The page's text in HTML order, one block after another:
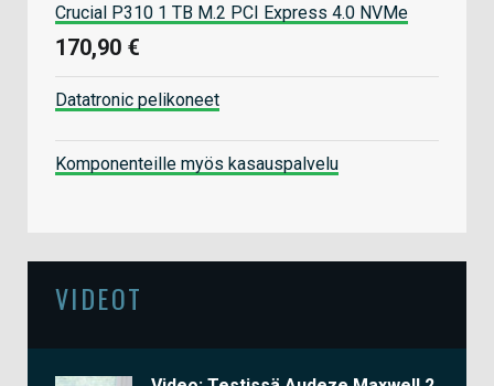
Crucial P310 1 TB M.2 PCI Express 4.0 NVMe
170,90 €
Datatronic pelikoneet
Komponenteille myös kasauspalvelu
VIDEOT